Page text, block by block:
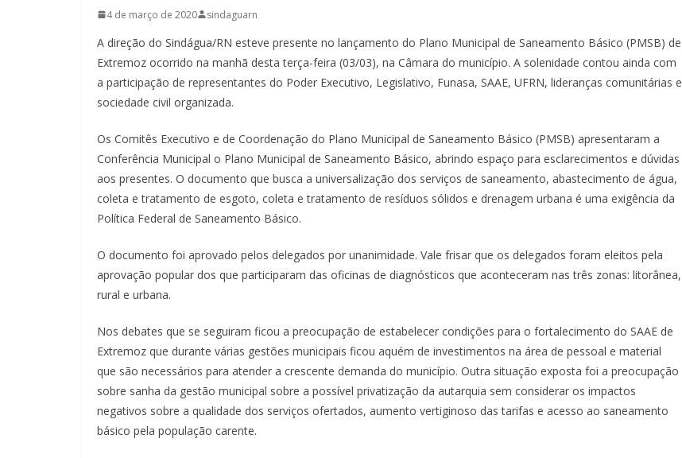
4 de março de 2020 sindaguarn
A direção do Sindágua/RN esteve presente no lançamento do Plano Municipal de Saneamento Básico (PMSB) de
Extremoz ocorrido na manhã desta terça-feira (03/03), na Câmara do município. A solenidade contou ainda com
a participação de representantes do Poder Executivo, Legislativo, Funasa, SAAE, UFRN, lideranças comunitárias e
sociedade civil organizada.
Os Comitês Executivo e de Coordenação do Plano Municipal de Saneamento Básico (PMSB) apresentaram a
Conferência Municipal o Plano Municipal de Saneamento Básico, abrindo espaço para esclarecimentos e dúvidas
aos presentes. O documento que busca a universalização dos serviços de saneamento, abastecimento de água,
coleta e tratamento de esgoto, coleta e tratamento de resíduos sólidos e drenagem urbana é uma exigência da
Política Federal de Saneamento Básico.
O documento foi aprovado pelos delegados por unanimidade. Vale frisar que os delegados foram eleitos pela
aprovação popular dos que participaram das oficinas de diagnósticos que aconteceram nas três zonas: litorânea,
rural e urbana.
Nos debates que se seguiram ficou a preocupação de estabelecer condições para o fortalecimento do SAAE de
Extremoz que durante várias gestões municipais ficou aquém de investimentos na área de pessoal e material
que são necessários para atender a crescente demanda do município. Outra situação exposta foi a preocupação
sobre sanha da gestão municipal sobre a possível privatização da autarquia sem considerar os impactos
negativos sobre a qualidade dos serviços ofertados, aumento vertiginoso das tarifas e acesso ao saneamento
básico pela população carente.